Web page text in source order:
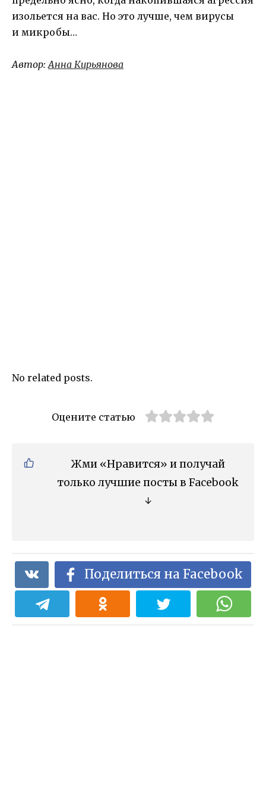
изольется на вас. Но это лучше, чем вирусы
и микробы…
Автор: Анна Кирьянова
No related posts.
Оцените статью
Жми «Нравится» и получай
только лучшие посты в Facebook
↓
Поделиться на Facebook